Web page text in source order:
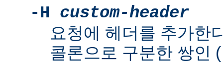
-H custom-header
요청에 헤더를 추가한
콜론으로 구분한 쌍인 (